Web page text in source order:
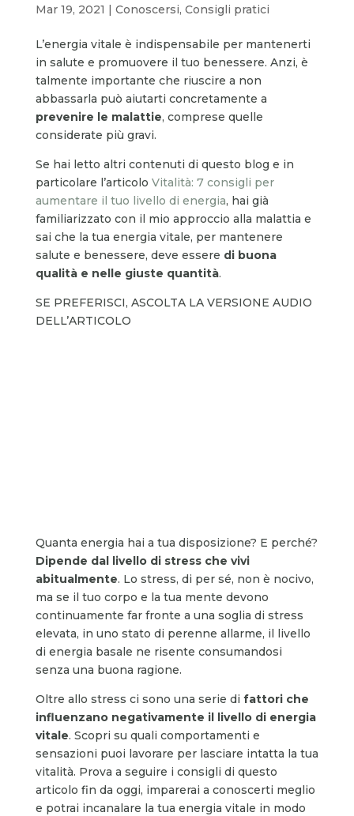
Mar 19, 2021 | Conoscersi, Consigli pratici
L’energia vitale è indispensabile per mantenerti
in salute e promuovere il tuo benessere. Anzi, è
talmente importante che riuscire a non
abbassarla può aiutarti concretamente a
prevenire le malattie, comprese quelle
considerate più gravi.
Se hai letto altri contenuti di questo blog e in
particolare l’articolo Vitalità: 7 consigli per
aumentare il tuo livello di energia, hai già
familiarizzato con il mio approccio alla malattia e
sai che la tua energia vitale, per mantenere
salute e benessere, deve essere di buona
qualità e nelle giuste quantità.
SE PREFERISCI, ASCOLTA LA VERSIONE AUDIO
DELL’ARTICOLO
Quanta energia hai a tua disposizione? E perché?
Dipende dal livello di stress che vivi
abitualmente. Lo stress, di per sé, non è nocivo,
ma se il tuo corpo e la tua mente devono
continuamente far fronte a una soglia di stress
elevata, in uno stato di perenne allarme, il livello
di energia basale ne risente consumandosi
senza una buona ragione.
Oltre allo stress ci sono una serie di fattori che
influenzano negativamente il livello di energia
vitale. Scopri su quali comportamenti e
sensazioni puoi lavorare per lasciare intatta la tua
vitalità. Prova a seguire i consigli di questo
articolo fin da oggi, imparerai a conoscerti meglio
e potrai incanalare la tua energia vitale in modo